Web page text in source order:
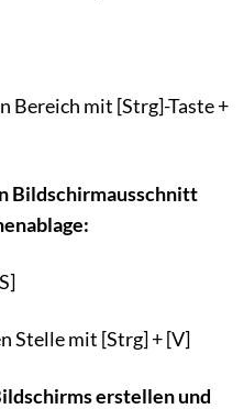
Bereich mit [Strg]-Taste +
Bildschirmausschnitt
Stelle mit [Strg] + [V]
erstellen und